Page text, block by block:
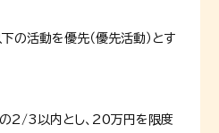
の活動を優先（優先活動）とす
2/3以内とし、20万円を限度